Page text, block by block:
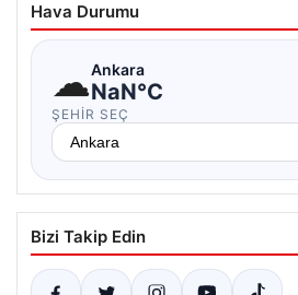
Hava Durumu
☁Ankara
NaN°C
ŞEHIR SEÇ
Bizi Takip Edin